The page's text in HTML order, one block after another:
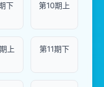
下 第10期上
上 第11期下